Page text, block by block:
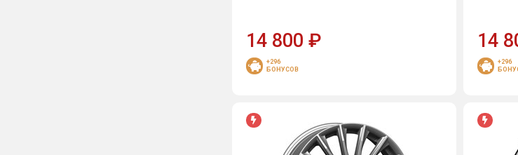
14 800 ₽
+296
БОНУСОВ
14
+296